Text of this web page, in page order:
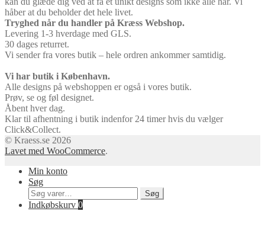
håber at du beholder det hele livet.
Tryghed når du handler på Kræss Webshop.
Levering 1-3 hverdage med GLS.
30 dages returret.
Vi sender fra vores butik – hele ordren ankommer samtidig.
Vi har butik i København.
Alle designs på webshoppen er også i vores butik.
Prøv, se og føl designet.
Åbent hver dag.
Klar til afhentning i butik indenfor 24 timer hvis du vælger
Click&Collect.
© Kraess.se 2026
Lavet med WooCommerce.
Min konto
Søg
Søg
efter:
Søg
Indkøbskurv 0